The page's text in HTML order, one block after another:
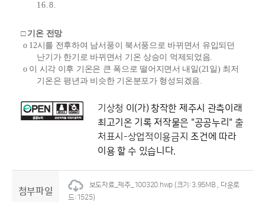
16.8.
□ 기온 전망
o 12시를 전후하여 남서풍이 북서풍으로 바뀌면서 유입되던
난기가 한기로 바뀌면서 기온 상승이 억제되었음.
o 이 시각 이후 기온은 큰 폭으로 떨어지면서 내일(21일) 최저
기온은 평년과 비슷한 기온분포가 형성되겠음.
기상청 이(가) 창작한 제주시 관측이래
최고기온 기록 저작물은 "공공누리" 출
처표시-상업적이용금지조건에 따라
이용 할 수 있습니다.
첨부파일
보도자료_제주_100320.hwp (크기:3.95MB , 다운로
드:1525)